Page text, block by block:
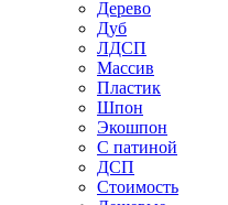
Дерево
Дуб
ЛДСП
Массив
Пластик
Шпон
Экошпон
С патиной
ДСП
Стоимость